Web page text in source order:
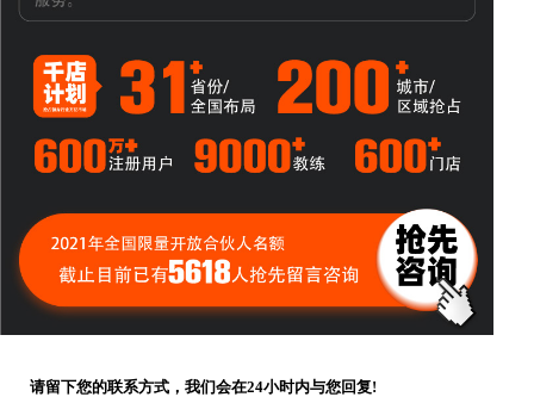
请留下您的联系方式，我们会在24小时内与您回复!